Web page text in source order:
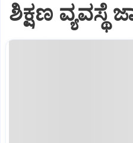
ಶಿಕ್ಷಣ ವ್ಯವಸ್ಥೆ